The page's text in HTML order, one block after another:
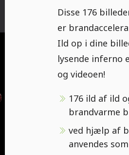
Disse 176
er
Ild op i dine
lysende inferno
og videoen!
176 ild af ild
brandvarme
ved hjælp af
anvendes